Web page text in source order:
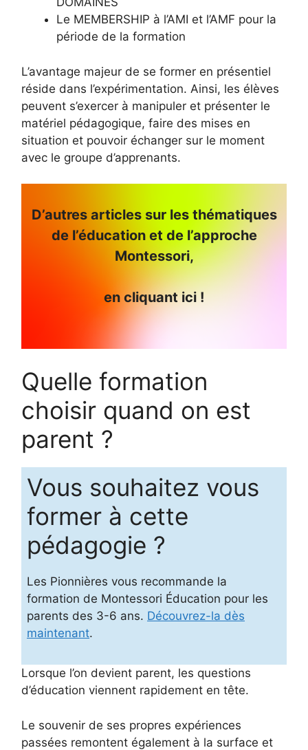
Le MEMBERSHIP à l’AMI et l’AMF pour la
période de la formation
L’avantage majeur de se former en présentiel
réside dans l’expérimentation. Ainsi, les élèves
peuvent s’exercer à manipuler et présenter le
matériel pédagogique, faire des mises en
situation et pouvoir échanger sur le moment
avec le groupe d’apprenants.
D’autres articles sur les thématiques
de l’éducation et de l’approche
Montessori,
en cliquant ici !
Quelle formation
choisir quand on est
parent ?
Vous souhaitez vous
former à cette
pédagogie ?
Les Pionnières vous recommande la
formation de Montessori Éducation pour les
parents des 3-6 ans. Découvrez-la dès
maintenant.
Lorsque l’on devient parent, les questions
d’éducation viennent rapidement en tête.
Le souvenir de ses propres expériences
passées remontent également à la surface et